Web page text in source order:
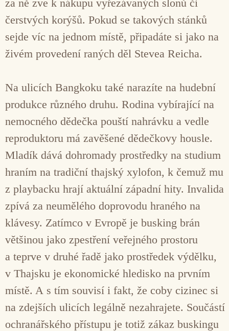
za ně zve k nákupu vyřezávaných slonů či
čerstvých korýšů. Pokud se takových stánků
sejde víc na jednom místě, připadáte si jako na
živém provedení raných děl Stevea Reicha.
Na ulicích Bangkoku také narazíte na hudební
produkce různého druhu. Rodina vybírající na
nemocného dědečka pouští nahrávku a vedle
reproduktoru má zavěšené dědečkovy housle.
Mladík dává dohromady prostředky na studium
hraním na tradiční thajský xylofon, k čemuž mu
z playbacku hrají aktuální západní hity. Invalida
zpívá za neumělého doprovodu hraného na
klávesy. Zatímco v Evropě je busking brán
většinou jako zpestření veřejného prostoru
a teprve v druhé řadě jako prostředek výdělku,
v Thajsku je ekonomické hledisko na prvním
místě. A s tím souvisí i fakt, že coby cizinec si
na zdejších ulicích legálně nezahrajete. Součástí
ochranářského přístupu je totiž zákaz buskingu